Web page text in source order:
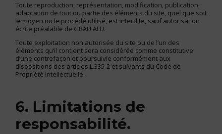
Toute reproduction, représentation, modification, publication,
adaptation de tout ou partie des éléments du site, quel que soit
le moyen ou le procédé utilisé, est interdite, sauf autorisation
écrite préalable de GRAU ALU.
Toute exploitation non autorisée du site ou de l’un des
éléments qu’il contient sera considérée comme constitutive
d’une contrefaçon et poursuivie conformément aux
dispositions des articles L.335-2 et suivants du Code de
Propriété Intellectuelle.
6. Limitations de
responsabilité.